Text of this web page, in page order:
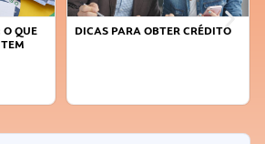
QUE
DICAS PARA OBTER CRÉDITO